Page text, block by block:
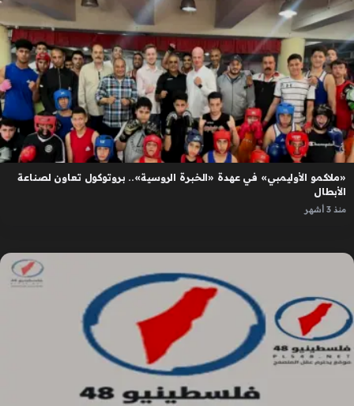
«ملاكمو الأوليمبي» في عهدة «الخبرة الروسية».. بروتوكول تعاون لصناعة
الأبطال
منذ 3 أشهر